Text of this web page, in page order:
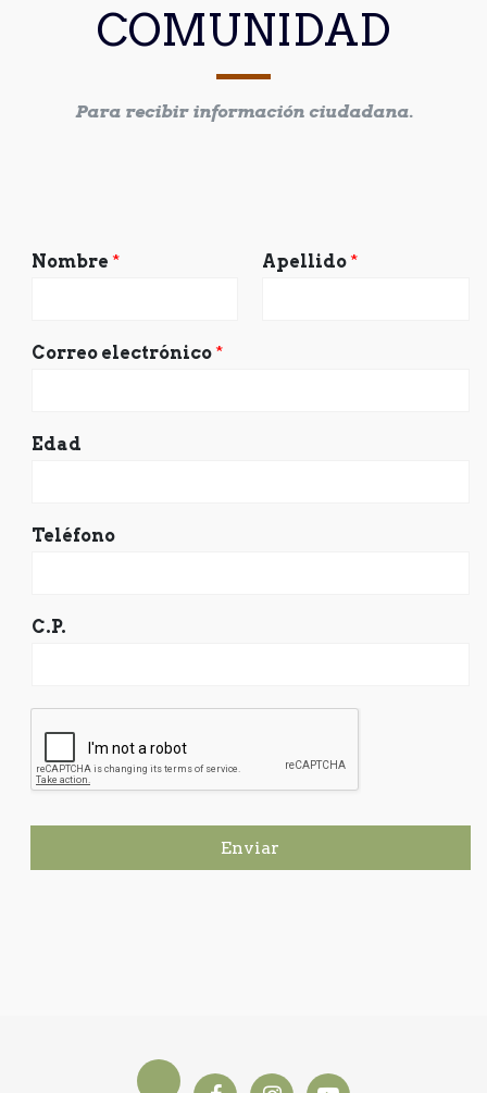
COMUNIDAD
Para recibir información ciudadana.
Nombre * Apellido *
Correo electrónico *
Edad
Teléfono
C.P.
Enviar